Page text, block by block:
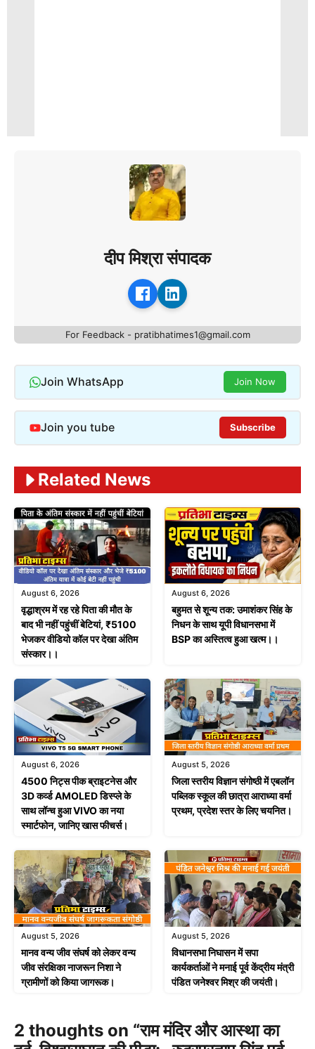
दीप मिश्रा संपादक
For Feedback - pratibhatimes1@gmail.com
Join WhatsApp Join Now
Join you tube Subscribe
Related News
August 6, 2026
वृद्धाश्रम में रह रहे पिता की मौत के
बाद भी नहीं पहुंचीं बेटियां, ₹5100
भेजकर वीडियो कॉल पर देखा अंतिम
संस्कार।।
August 6, 2026
बहुमत से शून्य तक: उमाशंकर सिंह के
निधन के साथ यूपी विधानसभा में
BSP का अस्तित्व हुआ खत्म।।
August 6, 2026
4500 निट्स पीक ब्राइटनेस और
3D कर्व्ड AMOLED डिस्प्ले के
साथ लॉन्च हुआ VIVO का नया
स्मार्टफोन, जानिए खास फीचर्स।
August 5, 2026
जिला स्तरीय विज्ञान संगोष्ठी में एबलॉन
पब्लिक स्कूल की छात्रा आराध्या वर्मा
प्रथम, प्रदेश स्तर के लिए चयनित।
August 5, 2026
मानव वन्य जीव संघर्ष को लेकर वन्य
जीव संरक्षिका नाजरून निशा ने
ग्रामीणों को किया जागरूक।
August 5, 2026
विधानसभा निघासन में सपा
कार्यकर्ताओं ने मनाई पूर्व केंद्रीय मंत्री
पंडित जनेश्वर मिश्र की जयंती।
2 thoughts on “राम मंदिर और आस्था का